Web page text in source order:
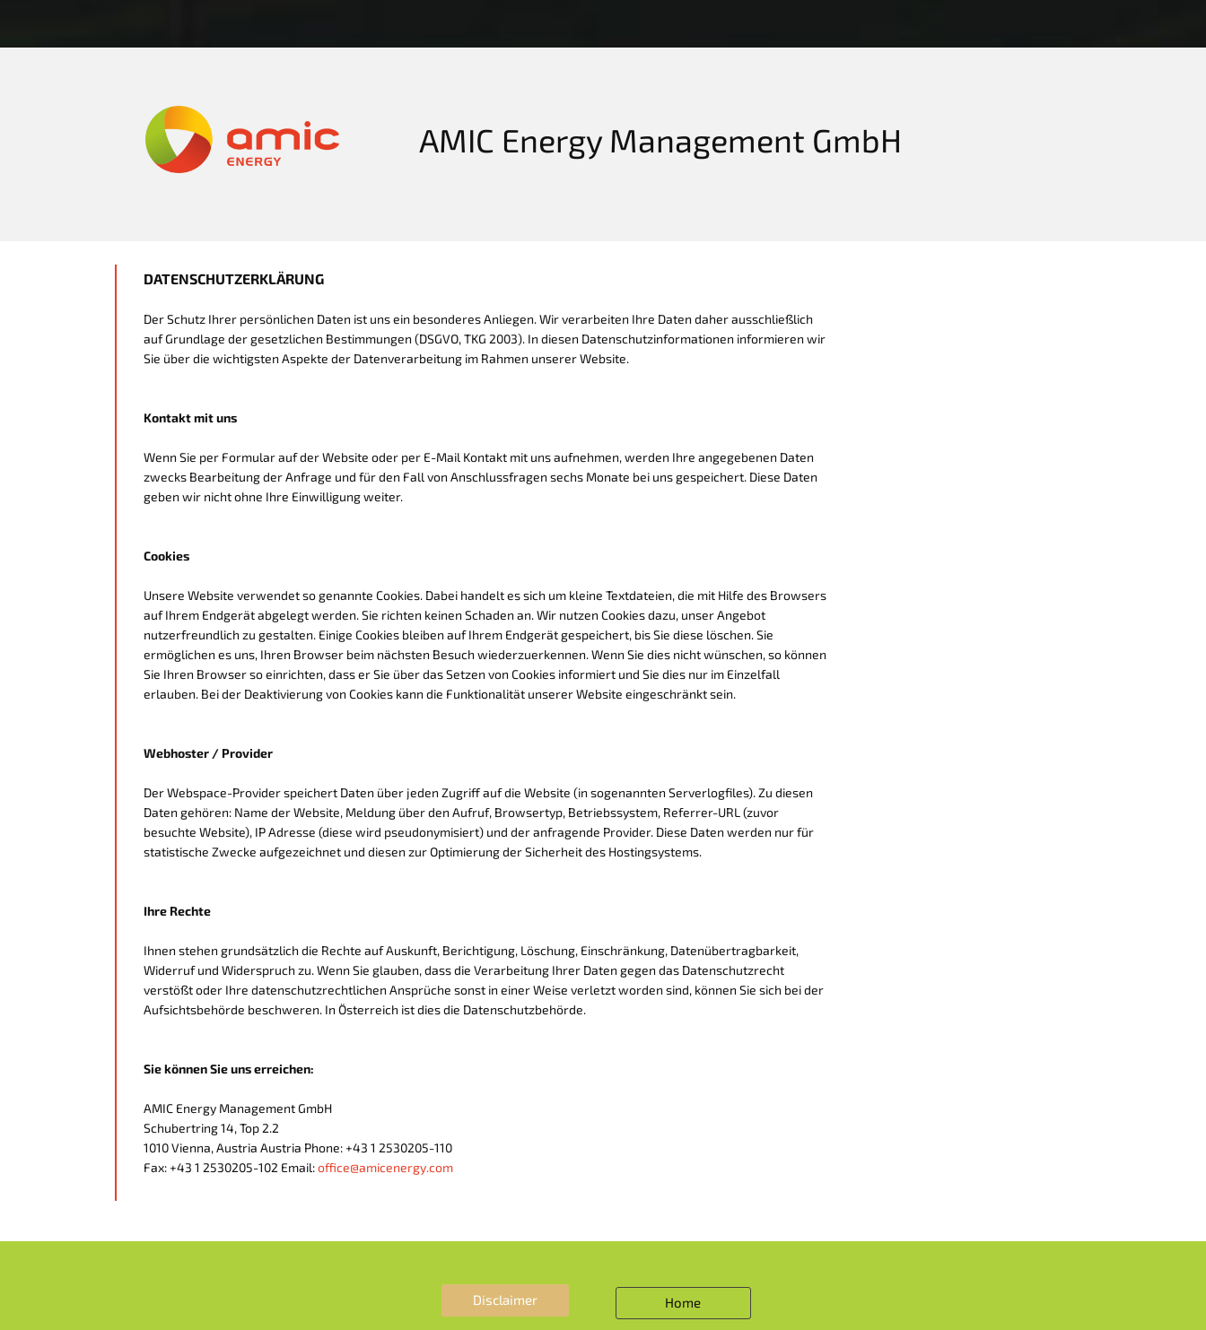
AMIC Energy Management GmbH
DATENSCHUTZERKLÄRUNG
Der Schutz Ihrer persönlichen Daten ist uns ein besonderes Anliegen. Wir verarbeiten Ihre Daten daher ausschließlich
auf Grundlage der gesetzlichen Bestimmungen (DSGVO, TKG 2003). In diesen Datenschutzinformationen informieren wir
Sie über die wichtigsten Aspekte der Datenverarbeitung im Rahmen unserer Website.
Kontakt mit uns
Wenn Sie per Formular auf der Website oder per E-Mail Kontakt mit uns aufnehmen, werden Ihre angegebenen Daten
zwecks Bearbeitung der Anfrage und für den Fall von Anschlussfragen sechs Monate bei uns gespeichert. Diese Daten
geben wir nicht ohne Ihre Einwilligung weiter.
Cookies
Unsere Website verwendet so genannte Cookies. Dabei handelt es sich um kleine Textdateien, die mit Hilfe des Browsers
auf Ihrem Endgerät abgelegt werden. Sie richten keinen Schaden an. Wir nutzen Cookies dazu, unser Angebot
nutzerfreundlich zu gestalten. Einige Cookies bleiben auf Ihrem Endgerät gespeichert, bis Sie diese löschen. Sie
ermöglichen es uns, Ihren Browser beim nächsten Besuch wiederzuerkennen. Wenn Sie dies nicht wünschen, so können
Sie Ihren Browser so einrichten, dass er Sie über das Setzen von Cookies informiert und Sie dies nur im Einzelfall
erlauben. Bei der Deaktivierung von Cookies kann die Funktionalität unserer Website eingeschränkt sein.
Webhoster / Provider
Der Webspace-Provider speichert Daten über jeden Zugriff auf die Website (in sogenannten Serverlogfiles). Zu diesen
Daten gehören: Name der Website, Meldung über den Aufruf, Browsertyp, Betriebssystem, Referrer-URL (zuvor
besuchte Website), IP Adresse (diese wird pseudonymisiert) und der anfragende Provider. Diese Daten werden nur für
statistische Zwecke aufgezeichnet und diesen zur Optimierung der Sicherheit des Hostingsystems.
Ihre Rechte
Ihnen stehen grundsätzlich die Rechte auf Auskunft, Berichtigung, Löschung, Einschränkung, Datenübertragbarkeit,
Widerruf und Widerspruch zu. Wenn Sie glauben, dass die Verarbeitung Ihrer Daten gegen das Datenschutzrecht
verstößt oder Ihre datenschutzrechtlichen Ansprüche sonst in einer Weise verletzt worden sind, können Sie sich bei der
Aufsichtsbehörde beschweren. In Österreich ist dies die Datenschutzbehörde.
Sie können Sie uns erreichen:
AMIC Energy Management GmbH
Schubertring 14, Top 2.2
1010 Vienna, Austria Austria Phone: +43 1 2530205-110
Fax: +43 1 2530205-102 Email:office@amicenergy.com
Home
Disclaimer